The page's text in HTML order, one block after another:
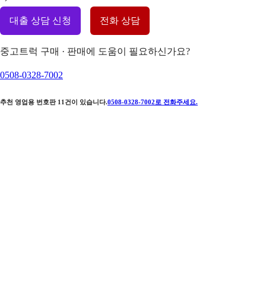
대출 상담 신청 전화 상담
중고트럭 구매 · 판매에 도움이 필요하신가요?
0508-0328-7002
추천 영업용 번호판 11 건이 있습니다.0508-0328-7002 로 전화주세요.